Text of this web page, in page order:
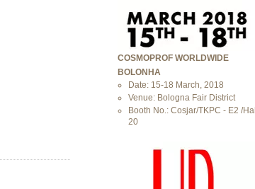
COSMOPROF WORLDWIDE
BOLONHA
Date: 15-18 March, 2018
Venue: Bologna Fair District
Booth No.: Cosjar/TKPC - E2 /Hall
20